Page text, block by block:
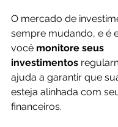
O mercado de
sempre mudando, e é
você monitore seus
investimentos
ajuda a garantir que
esteja alinhada com
financeiros.